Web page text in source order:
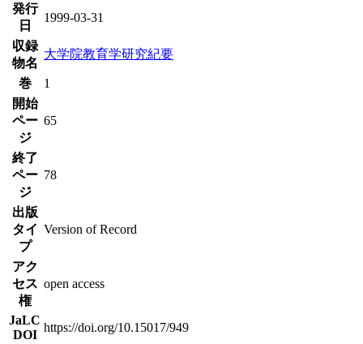
発行
日
1999-03-31
収録
物名
大学院教育学研究紀要
巻
1
開始
ペー
ジ
65
終了
ペー
ジ
78
出版
タイ
プ
Version of Record
アク
セス
権
open access
JaLC
DOI
https://doi.org/10.15017/949